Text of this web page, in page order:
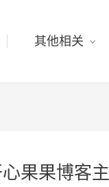
其他相关
果果博客